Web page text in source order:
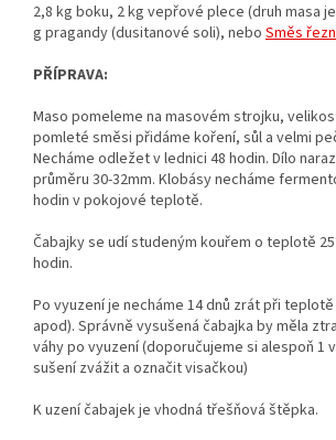
2,8 kg boku, 2 kg vepřové plece (druh masa
g pragandy (dusitanové soli), nebo Směs
PŘÍPRAVA:
Maso pomeleme na masovém strojku,
pomleté směsi přidáme koření, sůl a velmi
Necháme odležet v lednici 48 hodin. Dílo
průměru 30-32mm. Klobásy necháme
hodin v pokojové teplotě.
Čabajky se udí studeným kouřem o teplotě
hodin.
Po vyuzení je necháme 14 dnů zrát při
apod). Správně vysušená čabajka by měla
váhy po vyuzení (doporučujeme si alespoň 1
sušení zvážit a označit visačkou)
K uzení čabajek je vhodná třešňová štěpka.